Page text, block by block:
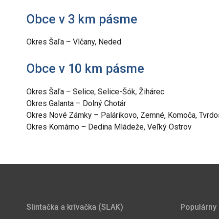
Obce v 3 km pásme
Okres Šaľa – Vlčany, Neded
Obce v 10 km pásme
Okres Šaľa – Selice, Selice-Šók, Žihárec
Okres Galanta – Dolný Chotár
Okres Nové Zámky – Palárikovo, Zemné, Komoča,
Okres Komárno – Dedina Mládeže, Veľký Ostrov
Slintačka a krívačka (SLAK) Populárny